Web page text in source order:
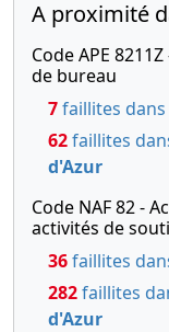
A proximité
Code APE
de bureau
7faillites dans
62faillites
d'Azur
Code NAF 82 -
activités de
36faillites
282faillites
d'Azur